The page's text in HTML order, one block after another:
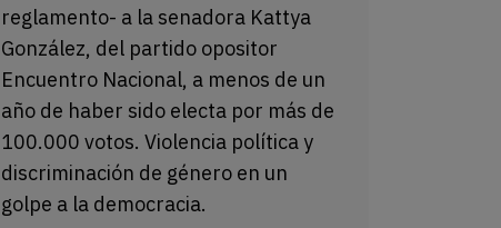
reglamento- a la senadora Kattya
González, del partido opositor
Encuentro Nacional, a menos de un
año de haber sido electa por más de
100.000 votos. Violencia política y
discriminación de género en un
golpe a la democracia.